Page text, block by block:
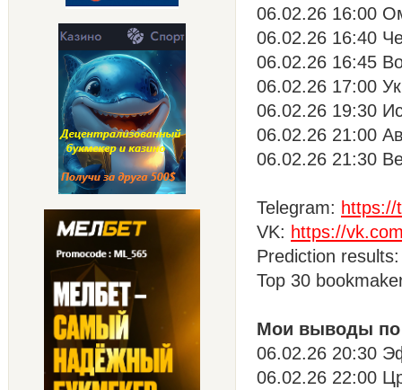
06.02.26 16:00
06.02.26 16:40
06.02.26 16:45
06.02.26 17:00
06.02.26 19:30
06.02.26 21:00
06.02.26 21:30
Telegram: https://
VK: https://
Prediction
Top 30
Мои выводы по
06.02.26 20:30
06.02.26 22:00